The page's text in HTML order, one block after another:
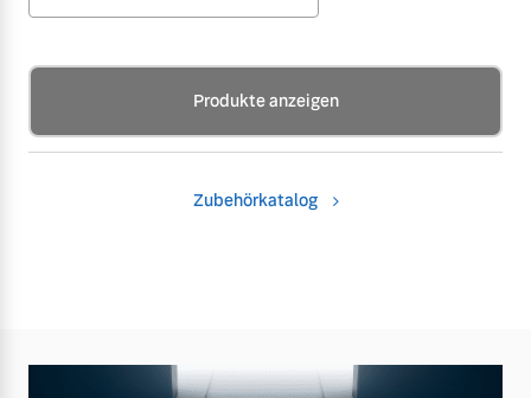
Produkte anzeigen
Zubehörkatalog